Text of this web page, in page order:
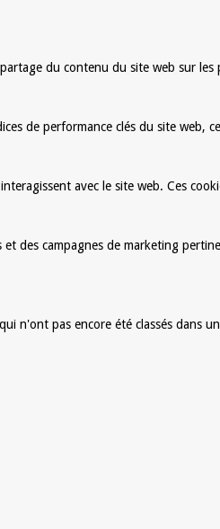
du contenu du site web sur
de performance clés du site
avec le site web. Ces
des campagnes de marketing
n'ont pas encore été classés dans